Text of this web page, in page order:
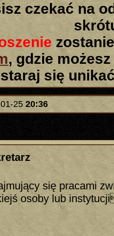
czekać na
, gdzie
się
25 20:36
się pracami
osoby lub